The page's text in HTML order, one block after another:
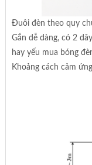
Đuôi đèn theo quy
Gắn dễ dàng, có 2
hay yếu mua bóng
Khoảng cách cảm